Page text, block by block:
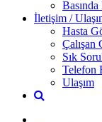
İletişim /
Hasta
Çalışan
Sık
Telefon
Ulaşım